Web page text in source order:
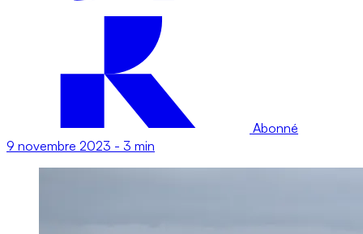
Abonné
9 novembre 2023 - 3 min